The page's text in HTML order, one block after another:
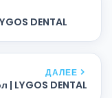
DENTAL
ДАЛЕЕ
LYGOS DENTAL